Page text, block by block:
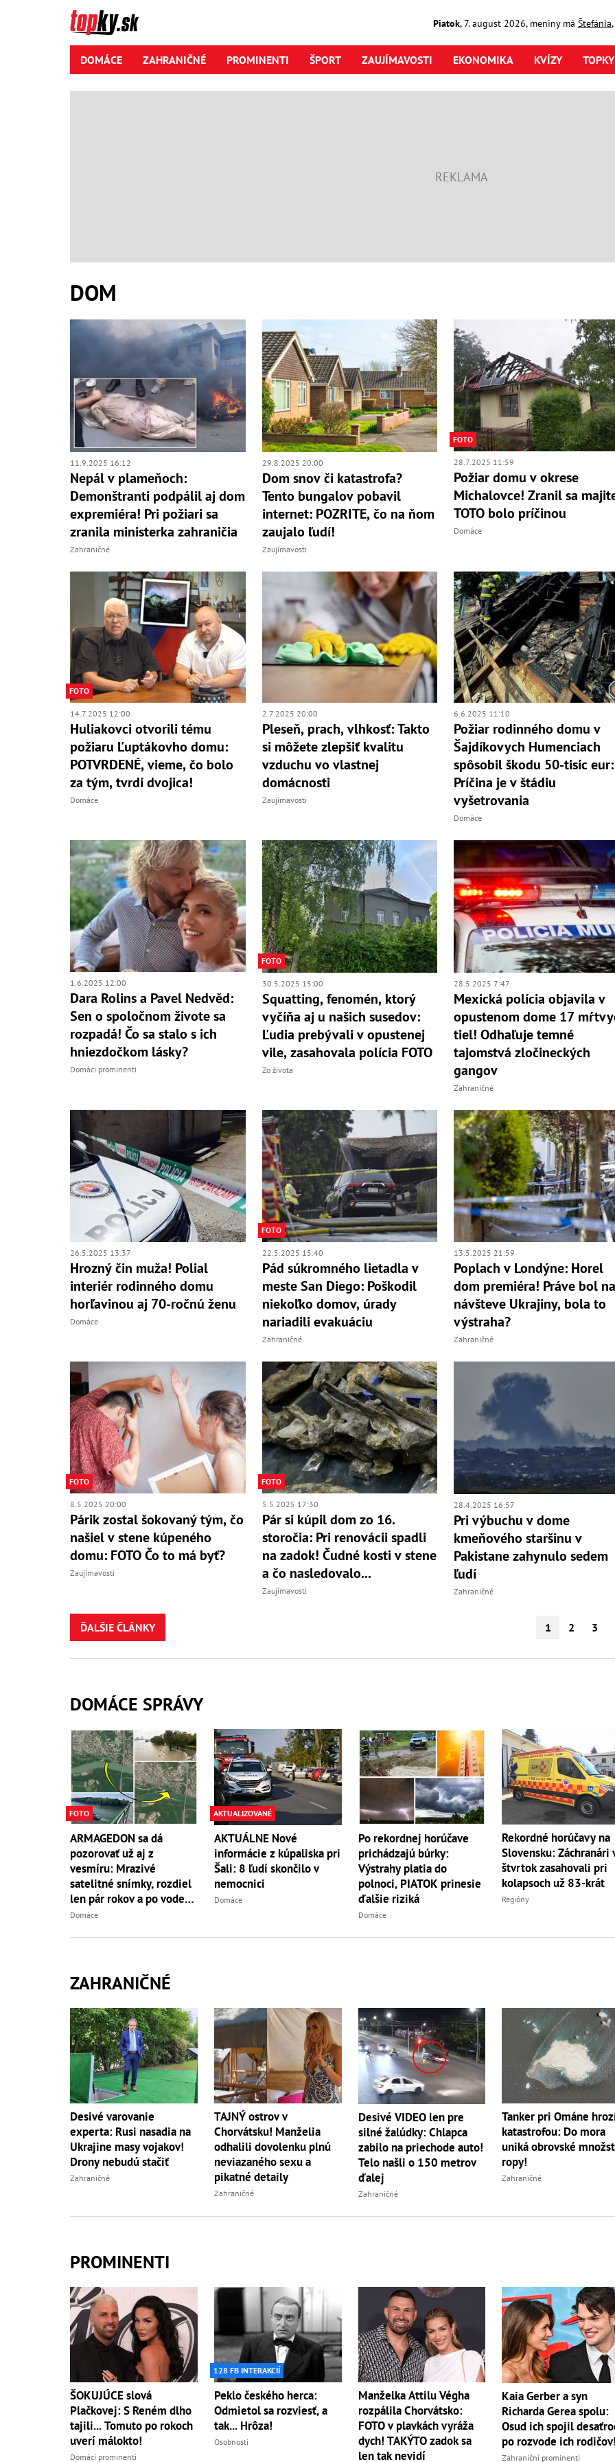
Piatok,7. august2026, meniny má Štefánia
DOMÁCE ZAHRANIČNÉ PROMINENTI ŠPORT ZAUJÍMAVOSTI EKONOMIKA KVÍZY
DOM
11.9.2025 16:12
Nepál v plameňoch:
Demonštranti podpálil aj dom
expremiéra! Pri požiari sa
zranila ministerka zahraničia
Zahraničné
29.8.2025 20:00
Dom snov či katastrofa?
Tento bungalov pobavil
internet: POZRITE, čo na ňom
zaujalo ľudí!
Zaujímavosti
FOTO
28.7.2025 11:59
Požiar domu v okrese
Michalovce! Zranil sa
TOTO bolo príčinou
Domáce
FOTO
14.7.2025 12:00
Huliakovci otvorili tému
požiaru Ľuptákovho domu:
POTVRDENÉ, vieme, čo bolo
za tým, tvrdí dvojica!
Domáce
2.7.2025 20:00
Pleseň, prach, vlhkosť: Takto
si môžete zlepšiť kvalitu
vzduchu vo vlastnej
domácnosti
Zaujímavosti
6.6.2025 11:10
Požiar rodinného domu v
Šajdíkovych Humenciach
spôsobil škodu 50-tisíc eur:
Príčina je v štádiu
vyšetrovania
Domáce
1.6.2025 12:00
Dara Rolins a Pavel Nedvěd:
Sen o spoločnom živote sa
rozpadá! Čo sa stalo s ich
hniezdočkom lásky?
Domáci prominenti
FOTO
30.5.2025 15:00
Squatting, fenomén, ktorý
vyčíňa aj u našich susedov:
Ľudia prebývali v opustenej
vile, zasahovala polícia FOTO
Zo života
28.5.2025 7:47
Mexická polícia objavila v
opustenom dome 17
tiel! Odhaľuje temné
tajomstvá zločineckých
gangov
Zahraničné
26.5.2025 13:37
Hrozný čin muža! Polial
interiér rodinného domu
horľavinou aj 70-ročnú ženu
Domáce
FOTO
22.5.2025 15:40
Pád súkromného lietadla v
meste San Diego: Poškodil
niekoľko domov, úrady
nariadili evakuáciu
Zahraničné
13.5.2025 21:59
Poplach v Londýne: Horel
dom premiéra! Práve bol
návšteve Ukrajiny, bola to
výstraha?
Zahraničné
FOTO
8.5.2025 20:00
Párik zostal šokovaný tým, čo
našiel v stene kúpeného
domu: FOTO Čo to má byť?
Zaujímavosti
FOTO
5.5.2025 17:30
Pár si kúpil dom zo 16.
storočia: Pri renovácii spadli
na zadok! Čudné kosti v stene
a čo nasledovalo...
Zaujímavosti
28.4.2025 16:57
Pri výbuchu v dome
kmeňového staršinu v
Pakistane zahynulo sedem
ľudí
Zahraničné
ĎALŠIE ČLÁNKY 1 2 3
DOMÁCE SPRÁVY
FOTO
ARMAGEDON sa dá
pozorovať už aj z
vesmíru: Mrazivé
satelitné snímky, rozdiel
len pár rokov a po vode
ani stopy!
Domáce
AKTUALIZOVANÉ
AKTUÁLNE Nové
informácie z kúpaliska pri
Šali: 8 ľudí skončilo v
nemocnici
Domáce
Po rekordnej horúčave
prichádzajú búrky:
Výstrahy platia do
polnoci, PIATOK prinesie
ďalšie riziká
Domáce
Rekordné horúčavy na
Slovensku: Záchranári
štvrtok zasahovali pri
kolapsoch už 83-krát
Regióny
ZAHRANIČNÉ
Desivé varovanie
experta: Rusi nasadia na
Ukrajine masy vojakov!
Drony nebudú stačiť
Zahraničné
TAJNÝ ostrov v
Chorvátsku! Manželia
odhalili dovolenku plnú
neviazaného sexu a
pikatné detaily
Zahraničné
Desivé VIDEO len pre
silné žalúdky: Chlapca
zabilo na priechode auto!
Telo našli o 150 metrov
ďalej
Zahraničné
Tanker pri Ománe
katastrofou: Do mora
uniká obrovské
ropy!
Zahraničné
PROMINENTI
ŠOKUJÚCE slová
Plačkovej: S Reném dlho
tajili... Tomuto po rokoch
uverí málokto!
Domáci prominenti
128 FB INTERAKCIÍ
Peklo českého herca:
Odmietol sa rozviesť, a
tak... Hrôza!
Osobnosti
Manželka Attilu Végha
rozpálila Chorvátsko:
FOTO v plavkách vyráža
dych! TAKÝTO zadok sa
len tak nevidí
Kaia Gerber a syn
Richarda Gerea spolu:
Osud ich spojil
po rozvode ich
Zahraniční prominenti